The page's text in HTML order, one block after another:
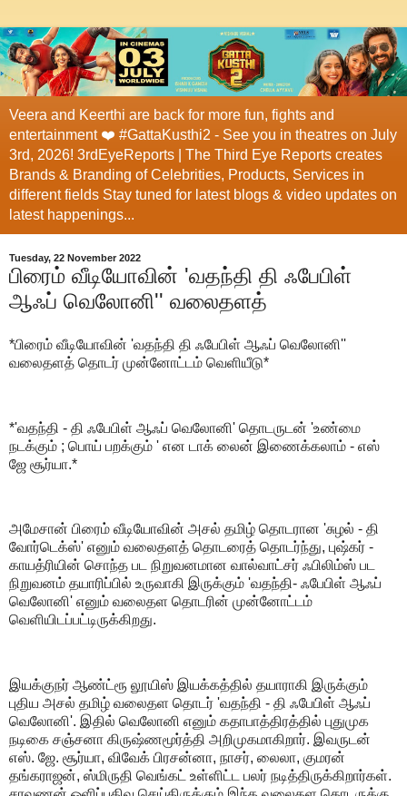
Veera and Keerthi are back for more fun, fights and
entertainment ❤️ #GattaKusthi2 - See you in theatres on July
3rd, 2026! 3rdEyeReports | The Third Eye Reports creates
Brands & Branding of Celebrities, Products, Services in
different fields Stay tuned for latest blogs & video updates on
latest happenings...
Tuesday, 22 November 2022
பிரைம் வீடியோவின் 'வதந்தி தி ஃபேபிள்
ஆஃப் வெலோனி'' வலைதளத்
*பிரைம் வீடியோவின் 'வதந்தி தி ஃபேபிள் ஆஃப் வெலோனி''
வலைதளத் தொடர் முன்னோட்டம் வெளியீடு*
*'வதந்தி - தி ஃபேபிள் ஆஃப் வெலோனி' தொடருடன் 'உண்மை
நடக்கும் ; பொய் பறக்கும் ' என டாக் லைன் இணைக்கலாம் - எஸ்
ஜே சூர்யா.*
அமேசான் பிரைம் வீடியோவின் அசல் தமிழ் தொடரான 'சுழல் - தி
வோர்டெக்ஸ்' எனும் வலைதளத் தொடரைத் தொடர்ந்து, புஷ்கர் -
காயத்ரியின் சொந்த பட நிறுவனமான வால்வாட்சர் ஃபிலிம்ஸ் பட
நிறுவனம் தயாரிப்பில் உருவாகி இருக்கும் 'வதந்தி- ஃபேபிள் ஆஃப்
வெலோனி' எனும் வலைதள தொடரின் முன்னோட்டம்
வெளியிடப்பட்டிருக்கிறது.
இயக்குநர் ஆண்ட்ரூ லூயிஸ் இயக்கத்தில் தயாராகி இருக்கும்
புதிய அசல் தமிழ் வலைதள தொடர் 'வதந்தி - தி ஃபேபிள் ஆஃப்
வெலோனி'. இதில் வெலோனி எனும் கதாபாத்திரத்தில் புதுமுக
நடிகை சஞ்சனா கிருஷ்ணமூர்த்தி அறிமுகமாகிறார். இவருடன்
எஸ். ஜே. சூர்யா, விவேக் பிரசன்னா, நாசர், லைலா, குமரன்
தங்கராஜன், ஸ்மிருதி வெங்கட் உள்ளிட்ட பலர் நடித்திருக்கிறார்கள்.